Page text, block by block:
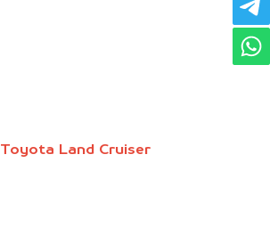
Toyota Land Cruiser